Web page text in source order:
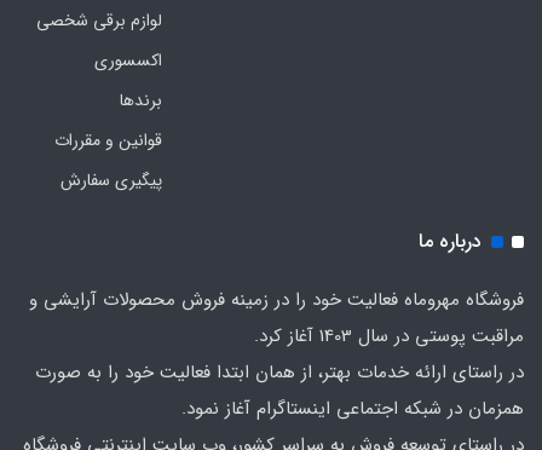
لوازم برقی شخصی
اکسسوری
برندها
قوانین و مقررات
پیگیری سفارش
درباره ما
فروشگاه مهروماه فعالیت خود را در زمینه فروش محصولات آرایشی و
مراقبت پوستی در سال 1403 آغاز کرد.
در راستای ارائه خدمات بهتر، از همان ابتدا فعالیت خود را به صورت
همزمان در شبکه اجتماعی اینستاگرام آغاز نمود.